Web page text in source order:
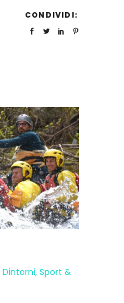
CONDIVIDI:
, Sport &